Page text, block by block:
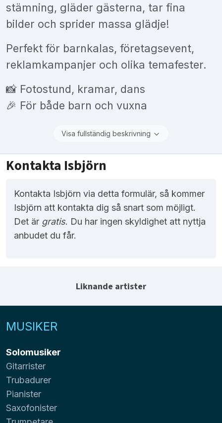
stämning, gläder gästerna, tar fina
bilder och sprider massa glädje!
Perfekt för barnkalas, företagsevent,
reklamkampanjer och olika temafester.
📸 Fotostund, kramar, dans
🎉 För både barn och vuxna
Visa fullständig beskrivning
Kontakta Isbjörn
Kontakta Isbjörn via detta formulär, så kommer
Isbjörn att kontakta dig så snart som möjligt.
Det är gratis. Du har ingen skyldighet att nyttja
anbudet du får.
Liknande artister
MUSIKER
Solomusiker
Gitarrister
Trubadurer
Pianister
Saxofonister